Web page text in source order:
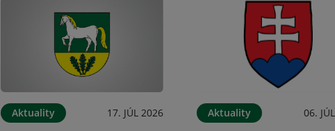
Aktuality 17. JÚL 2026 Aktuality 06.